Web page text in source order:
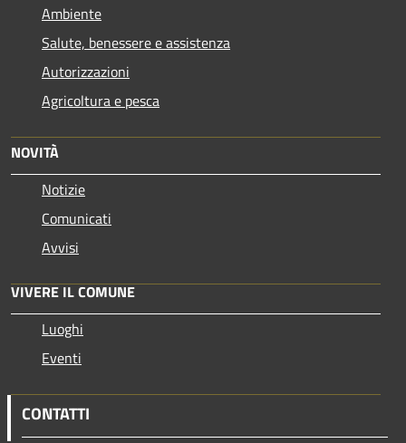
Ambiente
Salute, benessere e assistenza
Autorizzazioni
Agricoltura e pesca
NOVITÀ
Notizie
Comunicati
Avvisi
VIVERE IL COMUNE
Luoghi
Eventi
CONTATTI